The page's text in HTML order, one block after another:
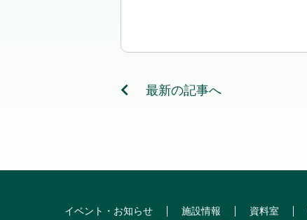
最新の記事へ
イベント・お知らせ 施設情報 資料室